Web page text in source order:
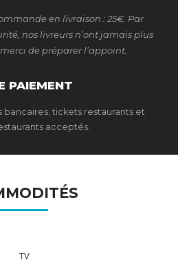
en livraison : 25€. Par
nos livreurs n’ont jamais plus
de préparer l’appoint.
PAIEMENT
bancaires, tickets restaurants et
acceptés.
TV